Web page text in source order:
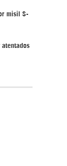
misil S-
atentados